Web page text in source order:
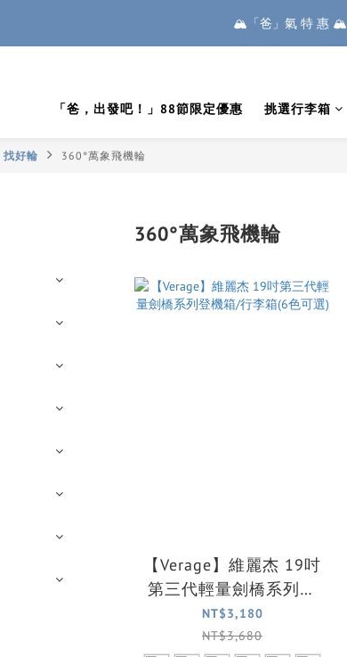
🏔️「爸」氣 特 惠 🏔️
🏔️「爸」氣 特 惠 🏔️
「爸，出發吧！」88節限定優惠 挑選行李箱
找好輪 360°萬象飛機輪
360°萬象飛機輪
【Verage】維麗杰 19吋
第三代輕量劍橋系列登
機箱/行李箱(6色可選)
NT$3,180
NT$3,680